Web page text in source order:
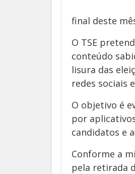
final deste
O TSE
conteúdo
lisura das
redes sociais
O objetivo é
por
candidatos e
Conforme a
pela retirada